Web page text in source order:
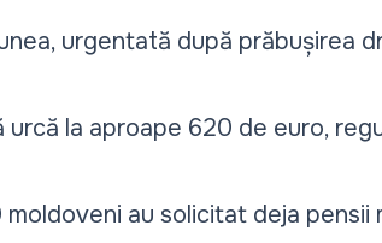
urgentată după prăbușirea
la aproape 620 de euro,
au solicitat deja pensii